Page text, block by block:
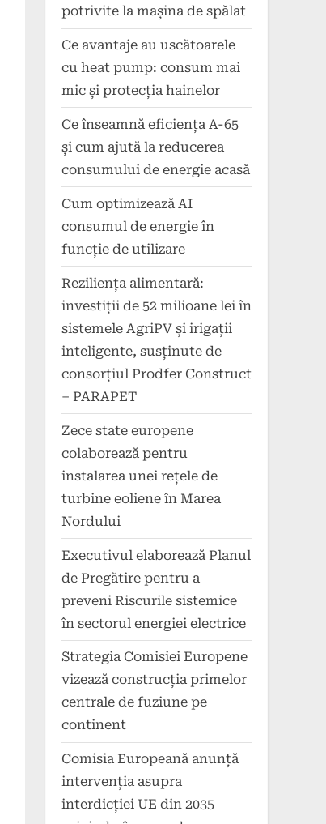
potrivite la mașina de spălat
Ce avantaje au uscătoarele
cu heat pump: consum mai
mic și protecția hainelor
Ce înseamnă eficiența A-65
și cum ajută la reducerea
consumului de energie acasă
Cum optimizează AI
consumul de energie în
funcție de utilizare
Reziliența alimentară:
investiții de 52 milioane lei în
sistemele AgriPV și irigații
inteligente, susținute de
consorțiul Prodfer Construct
– PARAPET
Zece state europene
colaborează pentru
instalarea unei rețele de
turbine eoliene în Marea
Nordului
Executivul elaborează Planul
de Pregătire pentru a
preveni Riscurile sistemice
în sectorul energiei electrice
Strategia Comisiei Europene
vizează construcția primelor
centrale de fuziune pe
continent
Comisia Europeană anunță
intervenția asupra
interdicției UE din 2035